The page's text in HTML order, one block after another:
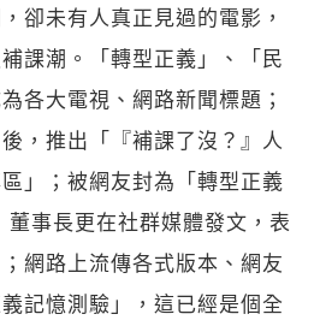
卻未有人真正見過的電影，
課潮。「轉型正義」、「民
各大電視、網路新聞標題；
，推出「『補課了沒？』人
」；被網友封為「轉型正義
事長更在社群媒體發文，表
網路上流傳各式版本、網友
記憶測驗」，這已經是個全